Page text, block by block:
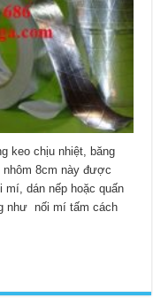
keo chịu nhiệt, băng
nhôm 8cm này được
mí, dán nếp hoặc quấn
như nối mí tấm cách